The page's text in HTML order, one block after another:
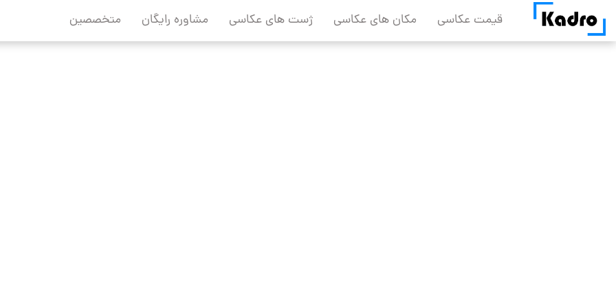
content
قیمت عکاسی مکان های عکاسی ژست های عکاسی مشاوره رایگان متخصصین